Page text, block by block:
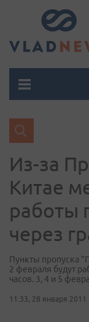
Из-за
Китае
работы
через
Пункты пропуска
2 февраля будут
часов. 3, 4 и 5
11:33, 28 января 2011